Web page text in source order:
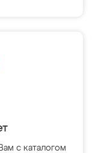
с каталогом